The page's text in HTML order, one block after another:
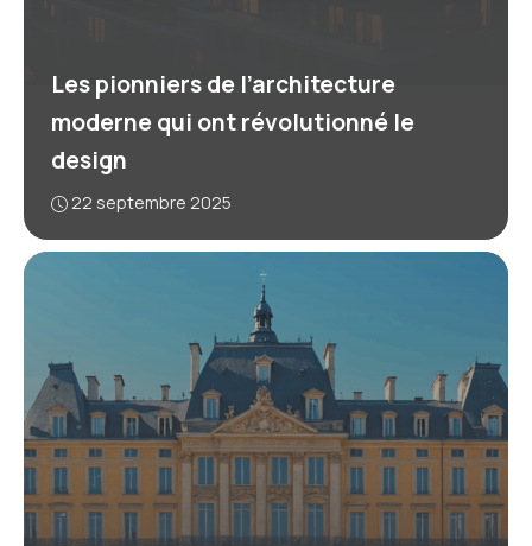
Les pionniers de l’architecture
moderne qui ont révolutionné le
design
22 septembre 2025